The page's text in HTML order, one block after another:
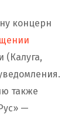
концерн
(Калуга,
также
—